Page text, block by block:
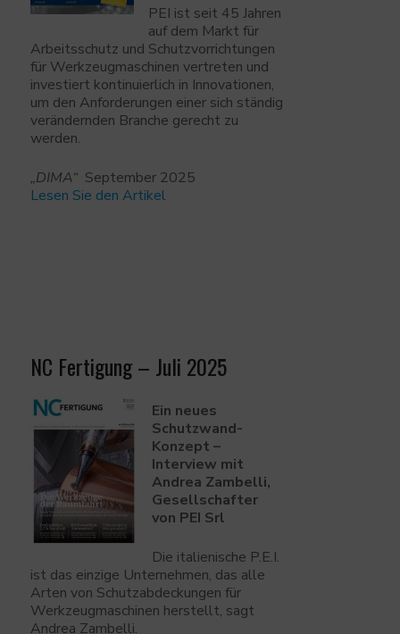
PEI ist seit 45 Jahren
auf dem Markt für
Arbeitsschutz und Schutzvorrichtungen
für Werkzeugmaschinen vertreten und
investiert kontinuierlich in Innovationen,
um den Anforderungen einer sich ständig
verändernden Branche gerecht zu
werden.
„DIMA“September 2025
Lesen Sie den Artikel
NC Fertigung – Juli 2025
Ein neues
Schutzwand-
Konzept –
Interview mit
Andrea Zambelli,
Gesellschafter
von PEI Srl
Die italienische P.E.I.
ist das einzige Unternehmen, das alle
Arten von Schutzabdeckungen für
Werkzeugmaschinen herstellt, sagt
Andrea Zambelli.